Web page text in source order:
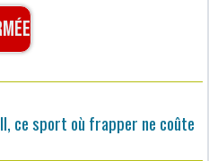
ce sport où frapper ne coûte